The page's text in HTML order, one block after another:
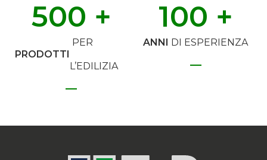
PRODOTTI
PER
L’EDILIZIA
500 +
ANNI DI ESPERIENZA
100 +